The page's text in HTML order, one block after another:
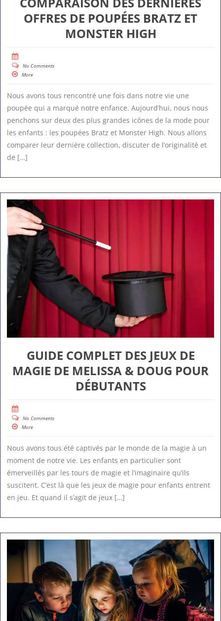
OFFRES DE POUPÉES BRATZ ET
MONSTER HIGH
No Comments
More
Nous avons tous rencontré une fois dans notre vie une
poupée qui a marqué notre enfance. Aujourd’hui, nous nous
penchons sur deux des plus grandes icônes de la mode pour
les enfants : les poupées Bratz et Monster High. Nous allons
comparer leur dernière collection, discuter de l’originalité et
de […]
GUIDE COMPLET DES JEUX DE
MAGIE DE MELISSA & DOUG POUR
DÉBUTANTS
No Comments
More
Nous avons tous été captivés par le monde de la magie à un
moment de notre vie. Les enfants en particulier sont
émerveillés par les tours de magie et l’imaginaire qu’ils
suscitent. C’est là que les jeux de magie pour enfants entrent
en jeu. Et quand il s’agit de jeux […]